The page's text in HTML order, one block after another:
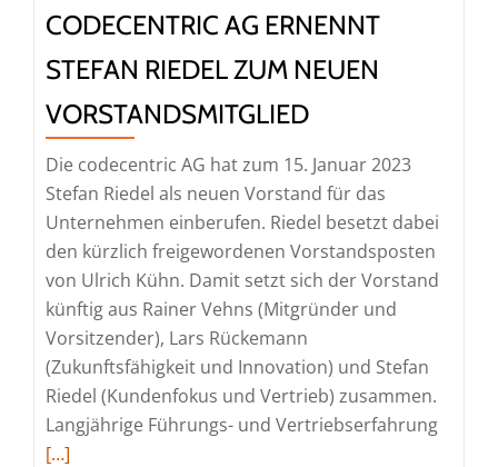
CODECENTRIC AG ERNENNT
STEFAN RIEDEL ZUM NEUEN
VORSTANDSMITGLIED
Die codecentric AG hat zum 15. Januar 2023
Stefan Riedel als neuen Vorstand für das
Unternehmen einberufen. Riedel besetzt dabei
den kürzlich freigewordenen Vorstandsposten
von Ulrich Kühn. Damit setzt sich der Vorstand
künftig aus Rainer Vehns (Mitgründer und
Vorsitzender), Lars Rückemann
(Zukunftsfähigkeit und Innovation) und Stefan
Riedel (Kundenfokus und Vertrieb) zusammen.
Langjährige Führungs- und VertriebserfahrungRead
[…]